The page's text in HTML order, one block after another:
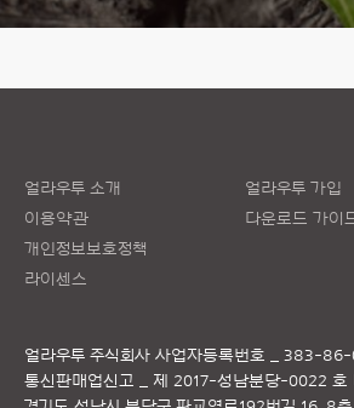
얼라우투 소개
이용약관
개인정보보호정책
라이센스
얼라우투 가입
다운로드 가이
얼라우투 주식회사 사업자등록번호 _ 383-
통신판매업신고 _ 제 2017-성남분당-0022 호